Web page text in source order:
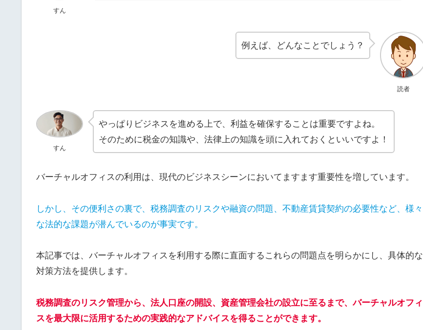
すん
読者
例えば、どんなことでしょう？
すん
やっぱりビジネスを進める上で、利益を確保することは重要ですよね。
そのために税金の知識や、法律上の知識を頭に入れておくといいですよ！
バーチャルオフィスの利用は、現代のビジネスシーンにおいてますます重要性を増しています。
しかし、その便利さの裏で、税務調査のリスクや融資の問題、不動産賃貸契約の必要性など、様々
な法的な課題が潜んでいるのが事実です。
本記事では、バーチャルオフィスを利用する際に直面するこれらの問題点を明らかにし、具体的な
対策方法を提供します。
税務調査のリスク管理から、法人口座の開設、資産管理会社の設立に至るまで、バーチャルオフィ
スを最大限に活用するための実践的なアドバイスを得ることができます。